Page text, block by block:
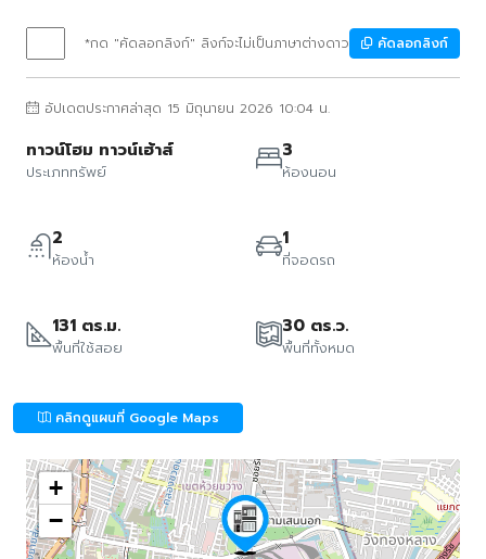
*กด "คัดลอกลิงก์" ลิงก์จะไม่เป็นภาษาต่างดาว คัดลอกลิงก์
อัปเดตประกาศล่าสุด 15 มิถุนายน 2026 10:04 น.
ทาวน์โฮม ทาวน์เฮ้าส์
ประเภททรัพย์
3
ห้องนอน
2
ห้องน้ำ
1
ที่จอดรถ
131 ตร.ม.
พื้นที่ใช้สอย
30 ตร.ว.
พื้นที่ทั้งหมด
คลิกดูแผนที่ Google Maps
+
−